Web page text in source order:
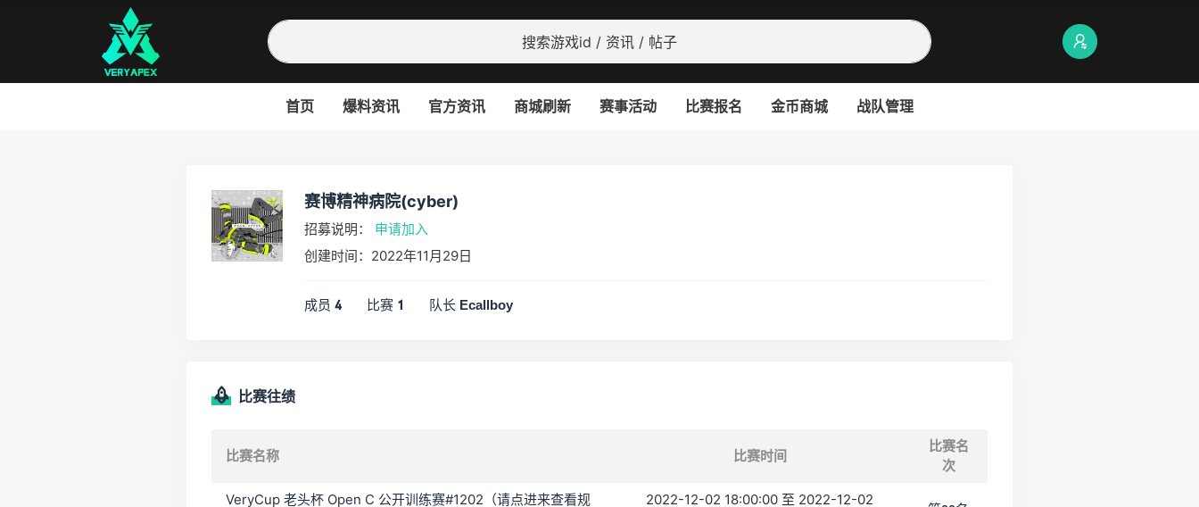
首页 爆料资讯 官方资讯 商城刷新 赛事活动 比赛报名 金币商城 战队管理
赛博精神病院(cyber)
招募说明： 申请加入
创建时间：2022年11月29日
成员 4 比赛 1 队长 Ecallboy
比赛往绩
比赛名称 比赛时间
比赛名
次
VeryCup 老头杯 Open C 公开训练赛#1202（请点进来查看规
2022-12-02 18:00:00 至 2022-12-02